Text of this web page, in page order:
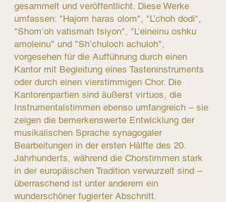
gesammelt und veröffentlicht. Diese Werke
umfassen: "Hajom haras olom", "L’choh dodi",
"Shom’oh vatismah tsiyon", "L’eineinu oshku
amoleinu" und "Sh’chuloch achuloh",
vorgesehen für die Aufführung durch einen
Kantor mit Begleitung eines Tasteninstruments
oder durch einen vierstimmigen Chor. Die
Kantorenpartien sind äußerst virtuos, die
Instrumentalstimmen ebenso umfangreich – sie
zeigen die bemerkenswerte Entwicklung der
musikalischen Sprache synagogaler
Bearbeitungen in der ersten Hälfte des 20.
Jahrhunderts, während die Chorstimmen stark
in der europäischen Tradition verwurzelt sind –
überraschend ist unter anderem ein
wunderschöner fugierter Abschnitt.​